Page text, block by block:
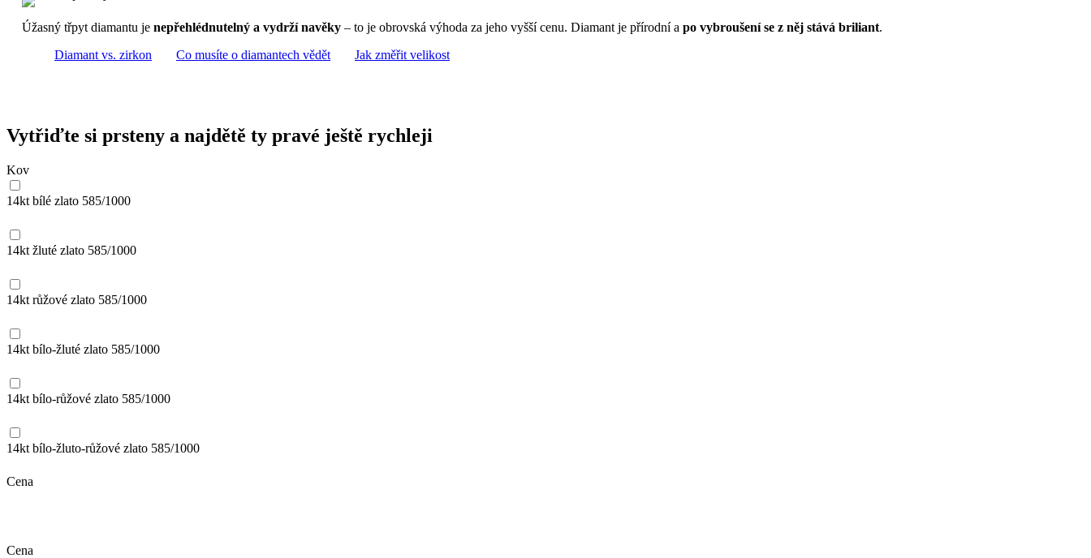
Úžasný třpyt diamantu je nepřehlédnutelný a vydrží navěky – to je obrovská výhoda za jeho vyšší cenu. Diamant je přírodní a po vybroušení se z něj stává briliant.
Diamant vs. zirkon
Co musíte o diamantech vědět Jak změřit velikost
Vytřiďte si prsteny a najdětě ty pravé ještě rychleji
Kov
14kt bílé zlato 585/1000
14kt žluté zlato 585/1000
14kt růžové zlato 585/1000
14kt bílo-žluté zlato 585/1000
14kt bílo-růžové zlato 585/1000
14kt bílo-žluto-růžové zlato 585/1000
Cena
Cena